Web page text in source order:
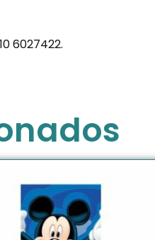
6027422.